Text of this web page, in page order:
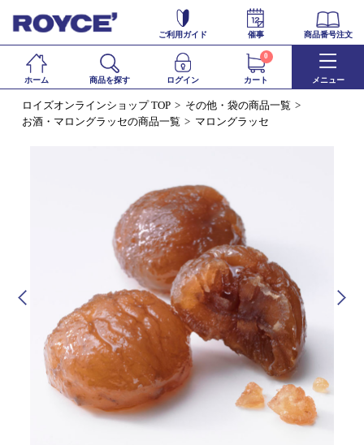
ご利用ガイド 催事 商品番号注文
ホーム 商品を探す ログイン カート
0
メニュー
ロイズオンラインショップ TOP
その他・袋の商品一覧
お酒・マロングラッセの商品一覧
マロングラッセ